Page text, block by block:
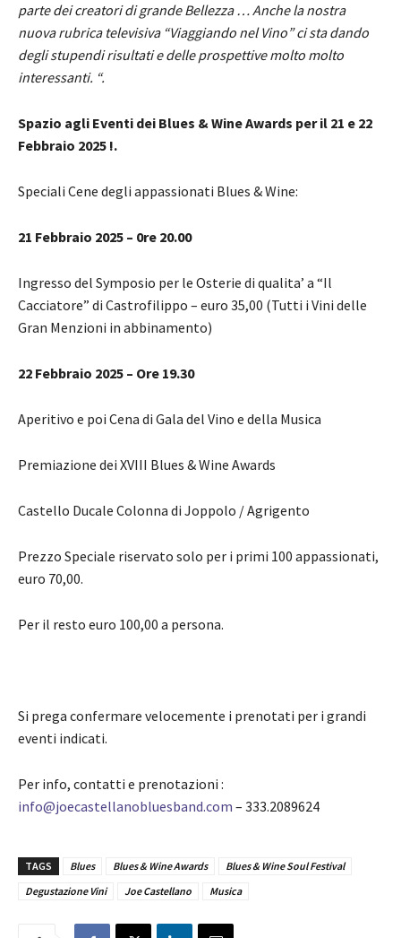
parte dei creatori di grande Bellezza … Anche la nostra
nuova rubrica televisiva “Viaggiando nel Vino” ci sta dando
degli stupendi risultati e delle prospettive molto molto
interessanti. “.
Spazio agli Eventi dei Blues & Wine Awards per il 21 e 22
Febbraio 2025 !.
Speciali Cene degli appassionati Blues & Wine:
21 Febbraio 2025 – 0re 20.00
Ingresso del Symposio per le Osterie di qualita’ a “Il
Cacciatore” di Castrofilippo – euro 35,00 (Tutti i Vini delle
Gran Menzioni in abbinamento)
22 Febbraio 2025 – Ore 19.30
Aperitivo e poi Cena di Gala del Vino e della Musica
Premiazione dei XVIII Blues & Wine Awards
Castello Ducale Colonna di Joppolo / Agrigento
Prezzo Speciale riservato solo per i primi 100 appassionati,
euro 70,00.
Per il resto euro 100,00 a persona.
Si prega confermare velocemente i prenotati per i grandi
eventi indicati.
Per info, contatti e prenotazioni :
info@joecastellanobluesband.com – 333.2089624
TAGS Blues Blues & Wine Awards
Blues & Wine Soul Festival
Degustazione Vini
Joe Castellano Musica